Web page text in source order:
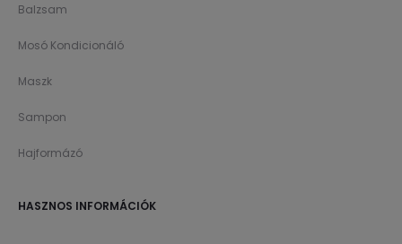
Balzsam
Mosó Kondicionáló
Maszk
Sampon
Hajformázó
HASZNOS INFORMÁCIÓK